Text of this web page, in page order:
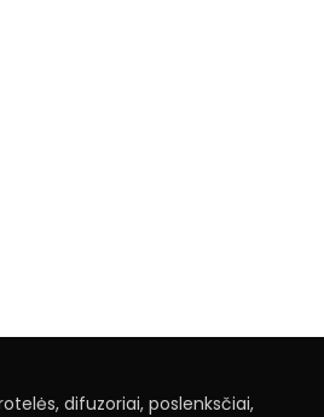
difuzoriai, poslenksčiai,